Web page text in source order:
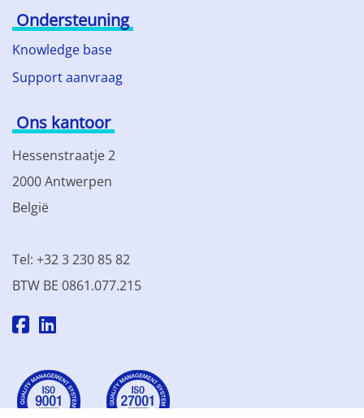
Ondersteuning
Knowledge base
Support aanvraag
Ons kantoor
Hessenstraatje 2
2000 Antwerpen
België
Tel: +32 3 230 85 82
BTW BE 0861.077.215